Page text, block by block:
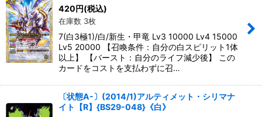
420 円(税込)
在庫数 3枚
7(白3極1)/白/新生・甲竜 Lv3 10000 Lv4 15000
Lv5 20000 【召喚条件：自分の白スピリット1体
以上】 【バースト：自分のライフ減少後】 この
カードをコストを支払わずに召…
〔状態A-〕(2014/1)アルティメット・シリマナ
イト【R】{BS29-048}《白》